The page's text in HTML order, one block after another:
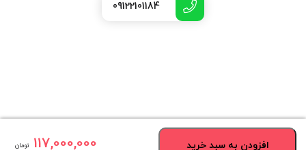
117,000,000 تومان افزودن به سبد خرید
09122101184